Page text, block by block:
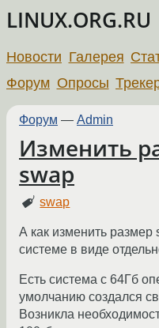
LINUX.ORG.RU
Новости Галерея
Форум Опросы
Форум — Admin
Изменить
swap
swap
А как изменить размер
системе в виде
Есть система с 64Гб
умолчанию создался
Возникла